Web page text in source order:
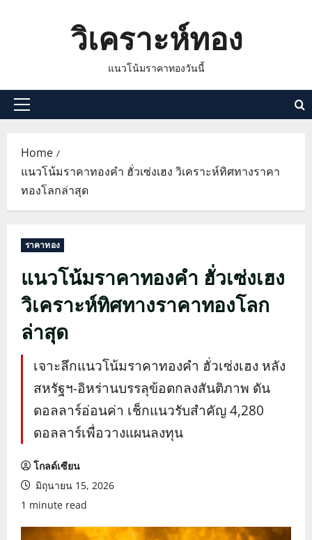
วิเคราะห์ทอง
แนวโน้มราคาทองวันนี้
Primary
Home
แนวโน้มราคาทองคำ ฮั่วเซ่งเฮง วิเคราะห์ทิศทางราคา
ทองโลกล่าสุด
ราคาทอง
แนวโน้มราคาทองคำ ฮั่วเซ่งเฮง
วิเคราะห์ทิศทางราคาทองโลก
ล่าสุด
เจาะลึกแนวโน้มราคาทองคำ ฮั่วเซ่งเฮง หลัง
สหรัฐฯ-อิหร่านบรรลุข้อตกลงสันติภาพ ดัน
ดอลลาร์อ่อนค่า เช็กแนวรับสำคัญ 4,280
ดอลลาร์เพื่อวางแผนลงทุน
โกลด์เซียน
มิถุนายน 15, 2026
1 minute read